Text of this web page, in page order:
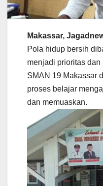
Makassar,
Pola hidup bersih
menjadi prioritas
SMAN 19 Makassar
proses belajar
dan memuaskan.